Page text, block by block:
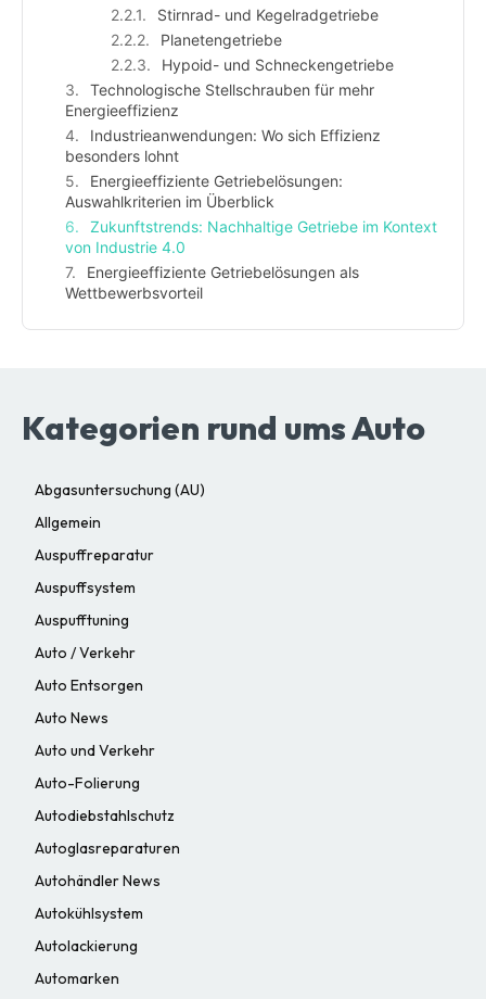
Stirnrad- und Kegelradgetriebe
Planetengetriebe
Hypoid- und Schneckengetriebe
Technologische Stellschrauben für mehr
Energieeffizienz
Industrieanwendungen: Wo sich Effizienz
besonders lohnt
Energieeffiziente Getriebelösungen:
Auswahlkriterien im Überblick
Zukunftstrends: Nachhaltige Getriebe im Kontext
von Industrie 4.0
Energieeffiziente Getriebelösungen als
Wettbewerbsvorteil
Kategorien rund ums Auto
Abgasuntersuchung (AU)
Allgemein
Auspuffreparatur
Auspuffsystem
Auspufftuning
Auto / Verkehr
Auto Entsorgen
Auto News
Auto und Verkehr
Auto-Folierung
Autodiebstahlschutz
Autoglasreparaturen
Autohändler News
Autokühlsystem
Autolackierung
Automarken